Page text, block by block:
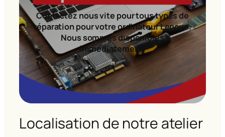
Contactez nous vite pour tous types de
réparation pour votre ordinateur Lenovo.
Nous sommes disponibles
immédiatement!
Localisation de notre atelier